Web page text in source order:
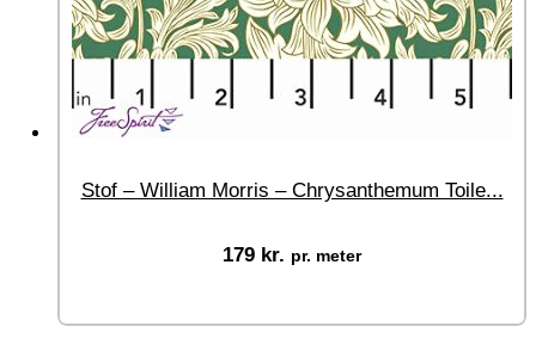
Stof – William Morris – Chrysanthemum Toile...
179 kr. pr. meter